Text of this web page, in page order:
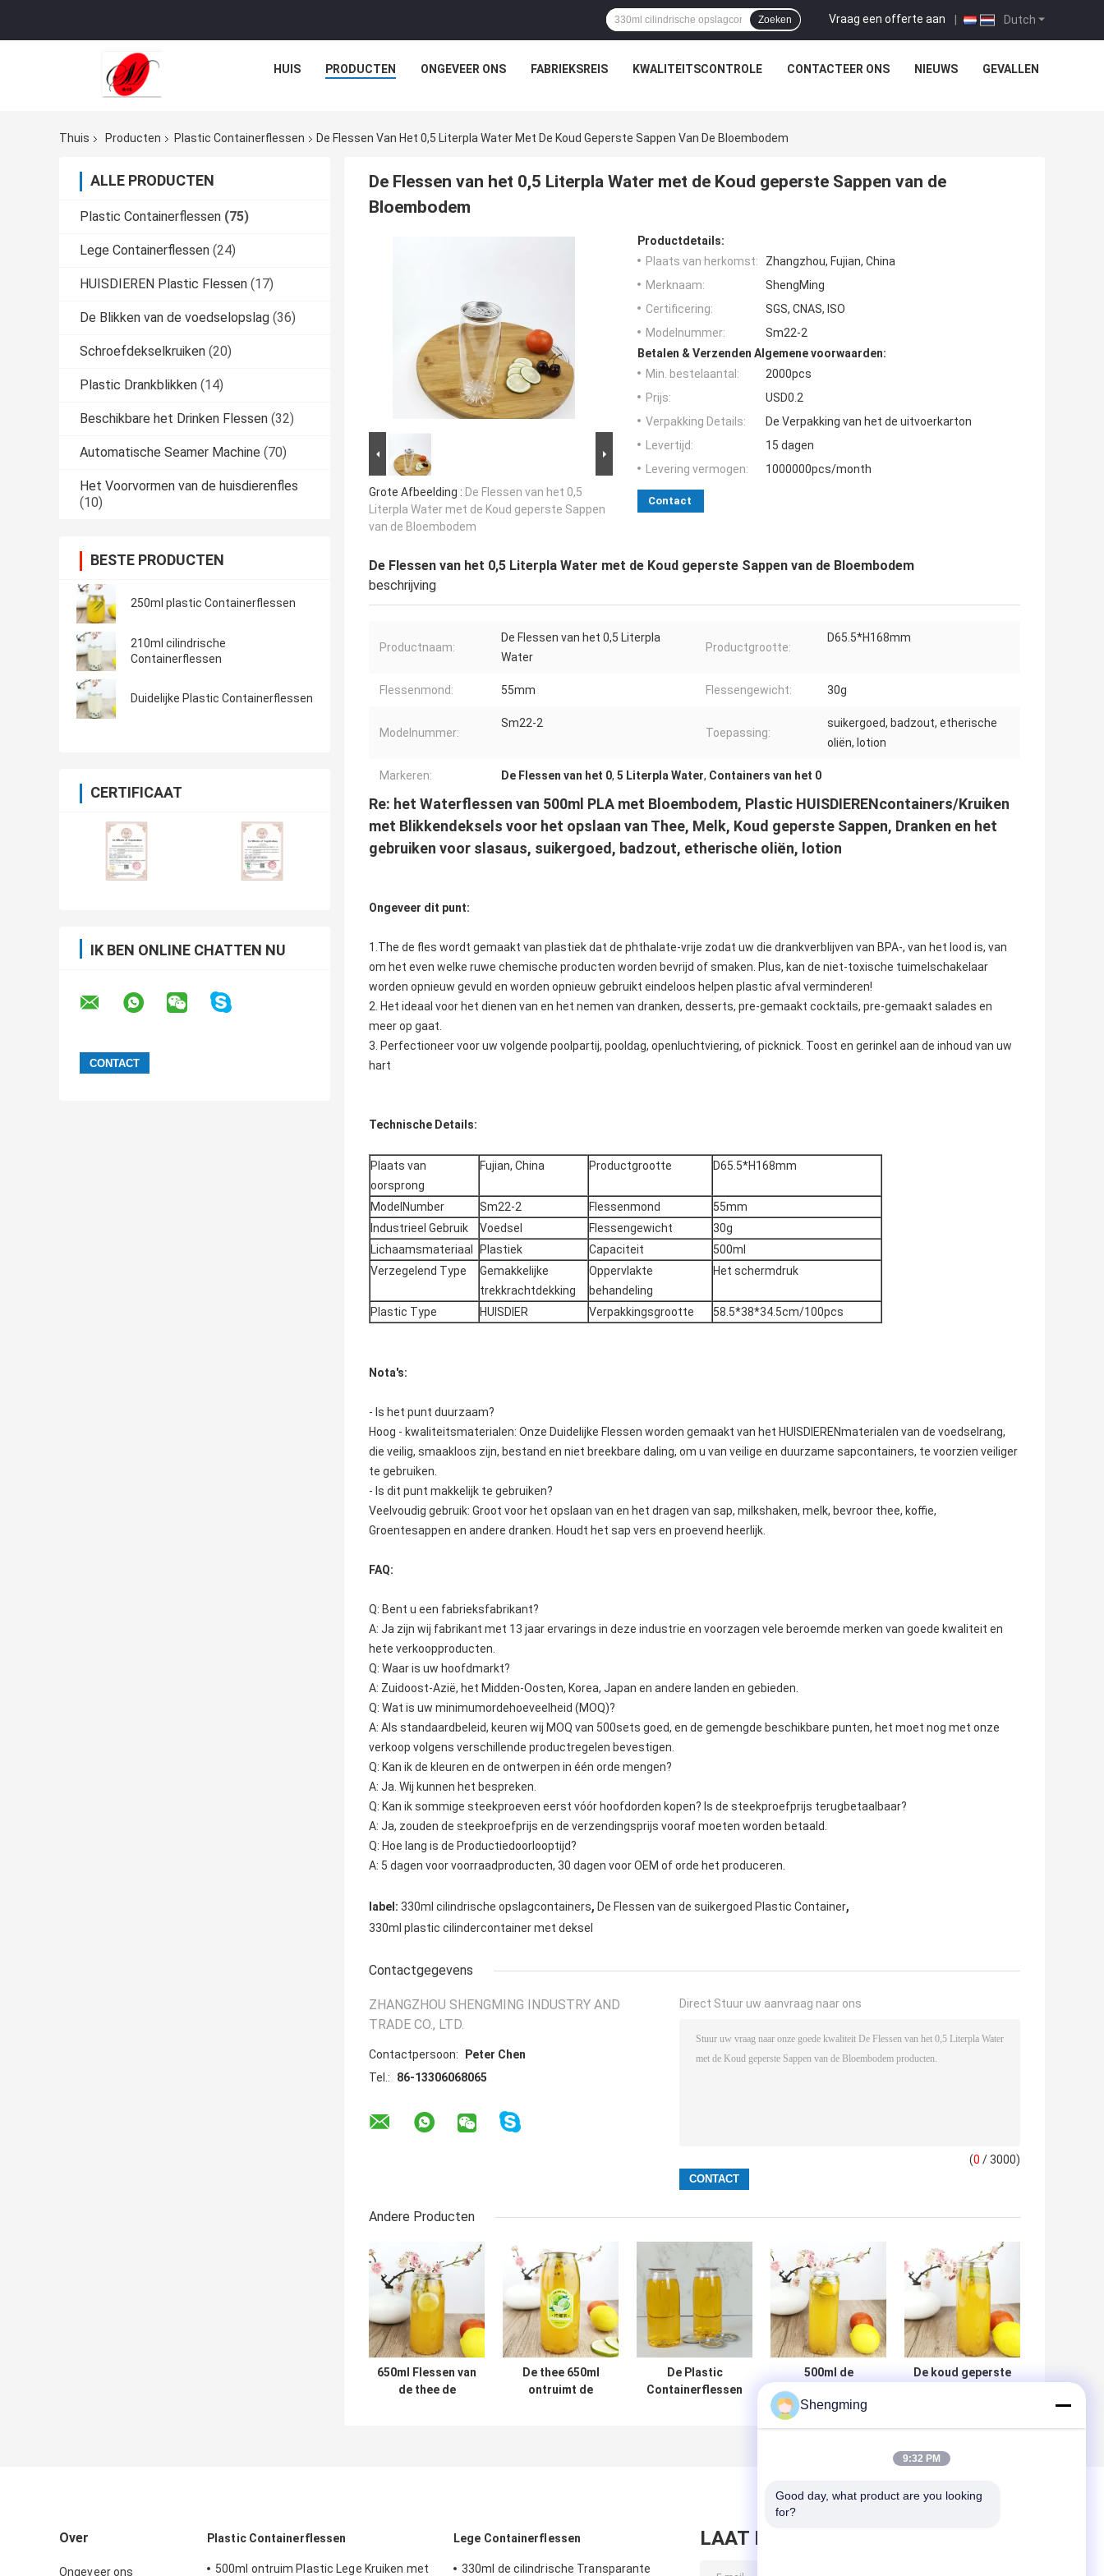
Dutch
Vraag een offerte aan |
Zoeken
HUIS PRODUCTEN ONGEVEER ONS FABRIEKSREIS KWALITEITSCONTROLE CONTACTEER ONS NIEUWS GEVALLEN
Thuis Producten Plastic Containerflessen De Flessen Van Het 0,5 Literpla Water Met De Koud Geperste Sappen Van De Bloembodem
ALLE PRODUCTEN
Plastic Containerflessen (75)
Lege Containerflessen (24)
HUISDIEREN Plastic Flessen (17)
De Blikken van de voedselopslag (36)
Schroefdekselkruiken (20)
Plastic Drankblikken (14)
Beschikbare het Drinken Flessen (32)
Automatische Seamer Machine (70)
Het Voorvormen van de huisdierenfles
(10)
BESTE PRODUCTEN
250ml plastic Containerflessen
210ml cilindrische
Containerflessen
Duidelijke Plastic Containerflessen
CERTIFICAAT
IK BEN ONLINE CHATTEN NU
De Flessen van het 0,5 Literpla Water met de Koud geperste Sappen van de
Bloembodem
Grote Afbeelding : De Flessen van het 0,5
Literpla Water met de Koud geperste Sappen
van de Bloembodem
Productdetails:
Plaats van herkomst:
Zhangzhou, Fujian, China
Merknaam:
ShengMing
Certificering:
SGS, CNAS, ISO
Modelnummer:
Sm22-2
Betalen & Verzenden Algemene voorwaarden:
Min. bestelaantal:
2000pcs
Prijs:
USD0.2
Verpakking Details:
De Verpakking van het de uitvoerkarton
Levertijd:
15 dagen
Levering vermogen:
1000000pcs/month
Contact
De Flessen van het 0,5 Literpla Water met de Koud geperste Sappen van de Bloembodem
beschrijving
Productnaam:
De Flessen van het 0,5 Literpla
Water
Productgrootte:
D65.5*H168mm
Flessenmond: 55mm Flessengewicht: 30g
Modelnummer:
Sm22-2
Toepassing:
suikergoed, badzout, etherische
oliën, lotion
Markeren: De Flessen van het 0, 5 Literpla Water, Containers van het 0
Re: het Waterflessen van 500ml PLA met Bloembodem, Plastic HUISDIERENcontainers/Kruiken
met Blikkendeksels voor het opslaan van Thee, Melk, Koud geperste Sappen, Dranken en het
gebruiken voor slasaus, suikergoed, badzout, etherische oliën, lotion
Ongeveer dit punt:
1.The de fles wordt gemaakt van plastiek dat de phthalate-vrije zodat uw die drankverblijven van BPA-, van het lood is, van
om het even welke ruwe chemische producten worden bevrijd of smaken. Plus, kan de niet-toxische tuimelschakelaar
worden opnieuw gevuld en worden opnieuw gebruikt eindeloos helpen plastic afval verminderen!
2. Het ideaal voor het dienen van en het nemen van dranken, desserts, pre-gemaakt cocktails, pre-gemaakt salades en
meer op gaat.
3. Perfectioneer voor uw volgende poolpartij, pooldag, openluchtviering, of picknick. Toost en gerinkel aan de inhoud van uw
hart
Technische Details:
Plaats van
oorsprong
Fujian, China Productgrootte D65.5*H168mm
ModelNumber Sm22-2 Flessenmond
55mm
Industrieel Gebruik
Voedsel Flessengewicht
30g
Lichaamsmateriaal
Plastiek Capaciteit
500ml
Verzegelend Type
Gemakkelijke
trekkrachtdekking
Oppervlakte
behandeling
Het schermdruk
Plastic Type HUISDIER Verpakkingsgrootte 58.5*38*34.5cm/100pcs
Nota's:
- Is het punt duurzaam?
Hoog - kwaliteitsmaterialen: Onze Duidelijke Flessen worden gemaakt van het HUISDIERENmaterialen van de voedselrang,
die veilig, smaakloos zijn, bestand en niet breekbare daling, om u van veilige en duurzame sapcontainers, te voorzien veiliger
te gebruiken.
- Is dit punt makkelijk te gebruiken?
Veelvoudig gebruik: Groot voor het opslaan van en het dragen van sap, milkshaken, melk, bevroor thee, koffie,
Groentesappen en andere dranken. Houdt het sap vers en proevend heerlijk.
FAQ:
Q: Bent u een fabrieksfabrikant?
A: Ja zijn wij fabrikant met 13 jaar ervarings in deze industrie en voorzagen vele beroemde merken van goede kwaliteit en
hete verkoopproducten.
Q: Waar is uw hoofdmarkt?
A: Zuidoost-Azië, het Midden-Oosten, Korea, Japan en andere landen en gebieden.
Q: Wat is uw minimumordehoeveelheid (MOQ)?
A: Als standaardbeleid, keuren wij MOQ van 500sets goed, en de gemengde beschikbare punten, het moet nog met onze
verkoop volgens verschillende productregelen bevestigen.
Q: Kan ik de kleuren en de ontwerpen in één orde mengen?
A: Ja. Wij kunnen het bespreken.
Q: Kan ik sommige steekproeven eerst vóór hoofdorden kopen? Is de steekproefprijs terugbetaalbaar?
A: Ja, zouden de steekproefprijs en de verzendingsprijs vooraf moeten worden betaald.
Q: Hoe lang is de Productiedoorlooptijd?
A: 5 dagen voor voorraadproducten, 30 dagen voor OEM of orde het produceren.
label: 330ml cilindrische opslagcontainers, De Flessen van de suikergoed Plastic Container,
330ml plastic cilindercontainer met deksel
Contactgegevens
ZHANGZHOU SHENGMING INDUSTRY AND
TRADE CO., LTD.
Contactpersoon:
Peter Chen
Tel.:
86-13306068065
Direct Stuur uw aanvraag naar ons
(0 / 3000)
Andere Producten
650ml Flessen van
de thee de
De thee 650ml
ontruimt de
De Plastic
Containerflessen
500ml de
Vierkante Plastic
Flessen van de
voedselrang voor
De koud geperste
Over
Ongeveer ons
Plastic Containerflessen
500ml ontruim Plastic Lege Kruiken met
Lege Containerflessen
330ml de cilindrische Transparante
LAAT BERICHT ACHTER
Shengming
9:32 PM
Good day, what product are you looking
for?